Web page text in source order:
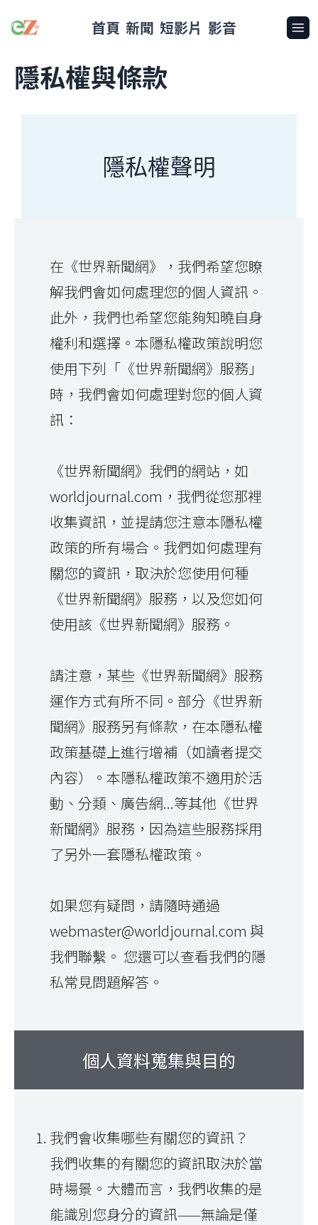
首頁 新聞 短影片 影音
隱私權與條款
隱私權聲明
在《世界新聞網》，我們希望您瞭
解我們會如何處理您的個人資訊。
此外，我們也希望您能夠知曉自身
權利和選擇。本隱私權政策說明您
使用下列「《世界新聞網》服務」
時，我們會如何處理對您的個人資
訊：
《世界新聞網》我們的網站，如
worldjournal.com，我們從您那裡
收集資訊，並提請您注意本隱私權
政策的所有場合。我們如何處理有
關您的資訊，取決於您使用何種
《世界新聞網》服務，以及您如何
使用該《世界新聞網》服務。
請注意，某些《世界新聞網》服務
運作方式有所不同。部分《世界新
聞網》服務另有條款，在本隱私權
政策基礎上進行增補（如讀者提交
內容）。本隱私權政策不適用於活
動、分類、廣告網...等其他《世界
新聞網》服務，因為這些服務採用
了另外一套隱私權政策。
如果您有疑問，請隨時通過
webmaster@worldjournal.com 與
我們聯繫。 您還可以查看我們的隱
私常見問題解答。
個人資料蒐集與目的
我們會收集哪些有關您的資訊？
我們收集的有關您的資訊取決於當
時場景。大體而言，我們收集的是
能識別您身分的資訊——無論是僅